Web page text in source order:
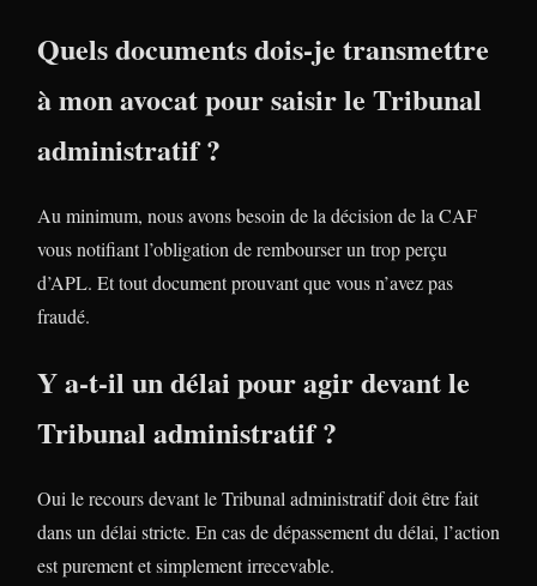
Quels documents dois-je transmettre
à mon avocat pour saisir le Tribunal
administratif ?
Au minimum, nous avons besoin de la décision de la CAF
vous notifiant l’obligation de rembourser un trop perçu
d’APL. Et tout document prouvant que vous n’avez pas
fraudé.
Y a-t-il un délai pour agir devant le
Tribunal administratif ?
Oui le recours devant le Tribunal administratif doit être fait
dans un délai stricte. En cas de dépassement du délai, l’action
est purement et simplement irrecevable.